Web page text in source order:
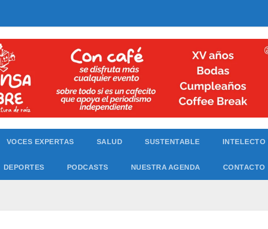
VOCES EXPERTAS SALUD SUSTENTABLE INTELECTO
DEPORTES PODCASTS NUESTRA AGENDA CONTACTO